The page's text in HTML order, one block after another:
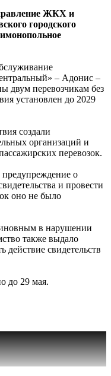
ЖКХ и
городского
– Адонис –
двум перевозчикам без
установлен до 2029
создали
организаций и
перевозок.
о
и провести
оно не было
в нарушении
также выдало
действие свидетельств
до 29 мая.